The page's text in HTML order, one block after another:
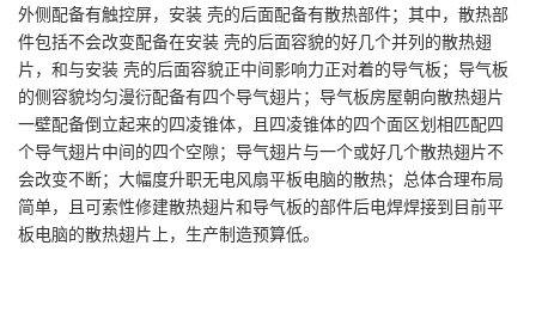
外侧配备有触控屏，安装 壳的后面配备有散热部件；其中，散热部
件包括不会改变配备在安装 壳的后面容貌的好几个并列的散热翅
片，和与安装 壳的后面容貌正中间影响力正对着的导气板；导气板
的侧容貌均匀漫衍配备有四个导气翅片；导气板房屋朝向散热翅片
一壁配备倒立起来的四凌锥体，且四凌锥体的四个面区划相匹配四
个导气翅片中间的四个空隙；导气翅片与一个或好几个散热翅片不
会改变不断；大幅度升职无电风扇平板电脑的散热；总体合理布局
简单，且可索性修建散热翅片和导气板的部件后电焊焊接到目前平
板电脑的散热翅片上，生产制造预算低。